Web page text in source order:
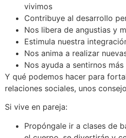
vivimos
Contribuye al desarrollo
Nos libera de angustias y
Estimula nuestra
Nos anima a realizar
Nos ayuda a sentirnos
Y qué podemos hacer para
relaciones sociales, unos
Si vive en pareja:
Propóngale ir a clases de